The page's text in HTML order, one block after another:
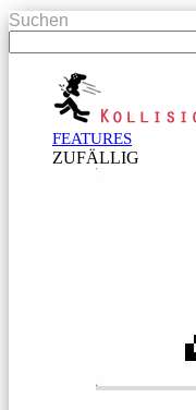
Suchen
FEATURES
ZUFÄLLIG